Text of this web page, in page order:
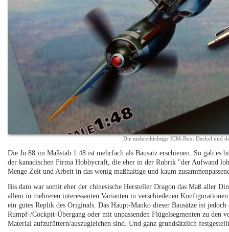
Die mehrschichtige ICM-Box: Deckel und
Die Ju 88 im Maßstab 1:48 ist mehrfach als Bausatz erschienen. So gab
der kanadischen Firma Hobbycraft, die eher in der Rubrik "der Aufwand
Menge Zeit und Arbeit in das wenig maßhaltige und kaum
Bis dato war somit eher der chinesische Hersteller Dragon das Maß aller
allem in mehreren interessanten Varianten in verschiedenen
ein gutes Replik des Originals. Das Haupt-Manko dieser Bausätze ist
Rumpf-/Cockpit-Übergang oder mit unpassenden Flügelsegmenten zu den
Material aufzufüttern/auszugleichen sind. Und ganz grundsätzlich